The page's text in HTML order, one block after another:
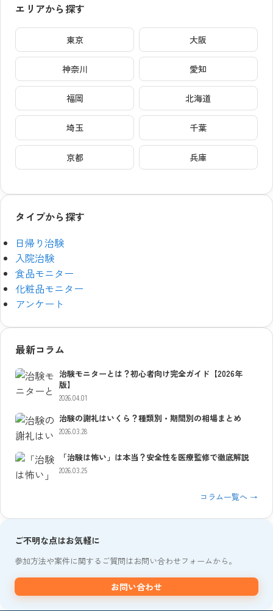
エリアから探す
東京 大阪
神奈川 愛知
福岡 北海道
埼玉 千葉
京都 兵庫
タイプから探す
日帰り治験
入院治験
食品モニター
化粧品モニター
アンケート
最新コラム
治験モニターとは？初心者向け完全ガイド【2026年
版】
2026.04.01
治験の謝礼はいくら？種類別・期間別の相場まとめ
2026.03.28
「治験は怖い」は本当？安全性を医療監修で徹底解説
2026.03.25
コラム一覧へ →
ご不明な点はお気軽に
参加方法や案件に関するご質問はお問い合わせフォームから。
お問い合わせ